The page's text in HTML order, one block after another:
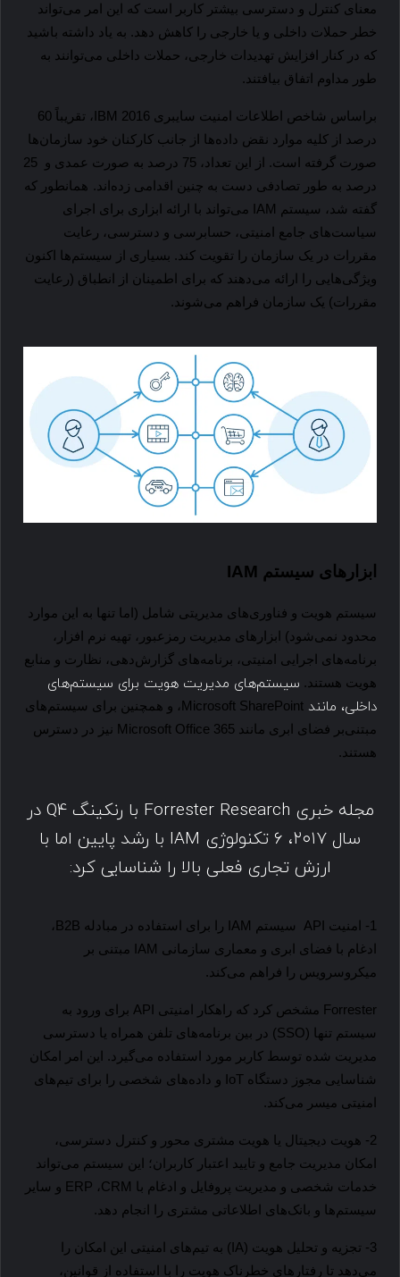
معنای کنترل و دسترسی بیشتر کاربر است که این امر می‌تواند
خطر حملات داخلی و یا خارجی را کاهش دهد. به یاد داشته باشید
که در کنار افزایش تهدیدات خارجی، حملات داخلی می‌توانند به
طور مداوم اتفاق بیا‌فتند.
براساس شاخص اطلاعات امنیت سایبری 2016 IBM
، تقریباً 60
درصد از کلیه موارد نقض داده‌ها از جانب کارکنان خود سازمان‌ها
صورت گرفته است. از این تعداد، 75 درصد به صورت عمدی و 25
درصد به طور تصادفی دست به چنین اقدامی زده‌اند. همانطور که
گفته شد، سیستم
IAM
می‌تواند با ارائه ابزاری برای اجرای
سیاست‌های جامع امنیتی، حسابرسی و دسترسی، رعایت
مقررات در یک سازمان را تقویت کند. بسیاری از سیستم‌ها اکنون
ویژگی‌هایی را ارائه می‌دهند که برای اطمینان از انطباق (رعایت
مقررات) یک سازمان فراهم می‌شوند.
ابزارهای سیستم IAM
سیستم هویت و فناوری‌های مدیریتی شامل (اما تنها به این موارد
محدود نمی‌شود) ابزارهای مدیریت رمزعبور، تهیه نرم افزار،
برنامه‌های اجرایی امنیتی، برنامه‌های گزارش‌دهی، نظارت و منابع
هویت هستند. سیستم‌های مدیریت هویت برای سیستم‌های
داخلی، مانند Microsoft SharePoint ، و همچنین برای سیستم‌های
مبتنی‌بر فضای ابری مانند Microsoft Office 365 نیز در دسترس
هستند.
مجله خبری Forrester Research با رنکینگ Q4 در
سال ۲۰۱۷، ۶ تکنولوژی IAM با رشد پایین اما با
ارزش تجاری فعلی بالا را شناسایی کرد:
1- امنیت API سیستم IAM را برای استفاده در مبادله B
2
B ،
ادغام با فضای ابری و معماری سازمانی IAM مبتنی بر
میکروسرویس را فراهم می‌کند.
Forrester مشخص کرد که راهکار امنیتی API
سیستم تنها (SSO
شناسایی مجوز دستگاه IoT
امنیتی میسر می‌کند.
2- هویت دیجیتال یا هویت مشتری محور و کنترل دسترسی،
امکان مدیریت جامع و تایید اعتبار کاربران؛ این سیستم می‌تواند
خدمات شخصی و مدیریت پروفایل و ادغام با
CRM، ERP و سایر
سیستم‌ها و بانک‌های اطلاعاتی مشتری را انجام دهد.
3- تجزیه و تحلیل هویت ( IA